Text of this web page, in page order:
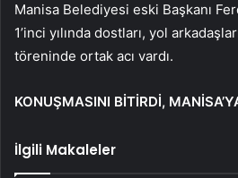
Manisa Belediyesi eski Başkanı
1’inci yılında dostları, yol
töreninde ortak acı vardı.
KONUŞMASINI BİTİRDİ,
İlgili Makaleler